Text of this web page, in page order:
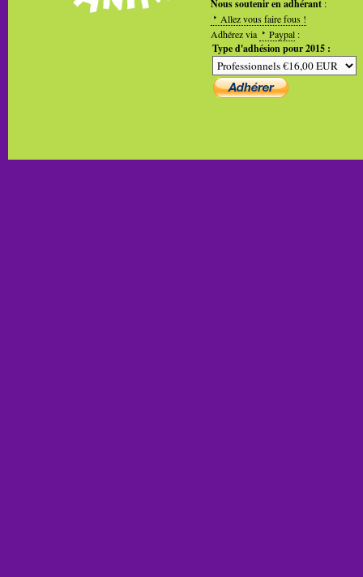
Nous soutenir en adhérant :
Allez vous faire fous !
Adhérez via
Paypal :
Type d'adhésion pour 2015 :